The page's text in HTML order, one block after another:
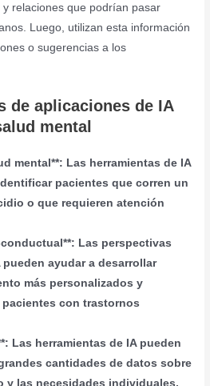
relaciones que podrían pasar
Luego, utilizan esta información
o sugerencias a los
de aplicaciones de IA
mental
mental**: Las herramientas de IA
pacientes que corren un
o que requieren atención
Las perspectivas
ayudar a desarrollar
más personalizados y
con trastornos
Las herramientas de IA pueden
cantidades de datos sobre
y las necesidades individuales,